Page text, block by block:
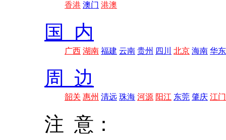
香港 澳门 港澳
国 内
广西 湖南 福建 云南 贵州 四川 北京 海南 华东
周 边
韶关 惠州 清远 珠海 河源 阳江 东莞 肇庆 江门
注 意：